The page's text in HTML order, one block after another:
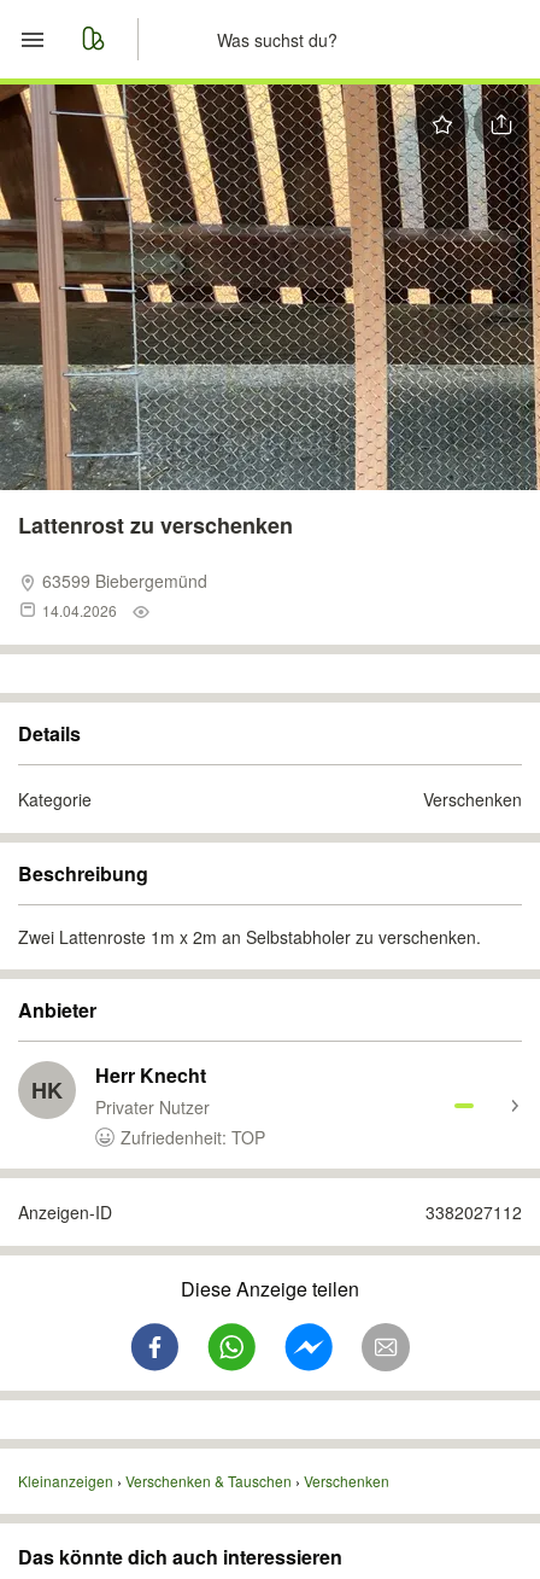
Start
Merkliste
Nachrichten
Anzeige aufgeben
Lattenrost zu verschenken
63599 Biebergemünd
14.04.2026
Details
Kategorie Verschenken
Beschreibung
Zwei Lattenroste 1m x 2m an Selbstabholer zu verschenken.
Anbieter
HK Herr Knecht
Privater Nutzer
Zufriedenheit: TOP
Anzeigen-ID 3382027112
Diese Anzeige teilen
Kleinanzeigen Verschenken & Tauschen Verschenken
Das könnte dich auch interessieren